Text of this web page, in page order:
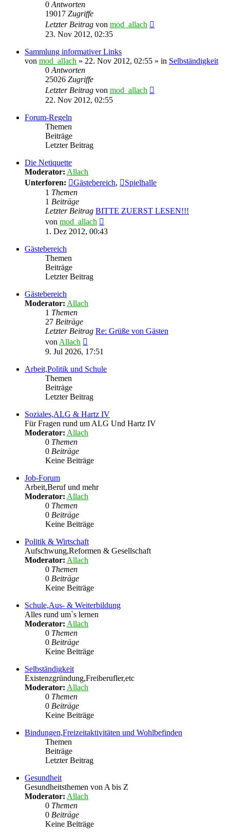
0 Antworten
19017 Zugriffe
Letzter Beitrag von mod_allach
23. Nov 2012, 02:35
Sammlung informativer Links
von mod_allach » 22. Nov 2012, 02:55 » in Selbständigkeit
0 Antworten
25026 Zugriffe
Letzter Beitrag von mod_allach
22. Nov 2012, 02:55
Forum-Regeln
Themen
Beiträge
Letzter Beitrag
Die Netiquette
Moderator: Allach
Unterforen:
Gästebereich,
Spielhalle
1 Themen
1 Beiträge
Letzter Beitrag BITTE ZUERST LESEN!!!
von mod_allach
Beitrag
1. Dez 2012, 00:43
Gästebereich
Themen
Beiträge
Letzter Beitrag
Gästebereich
Moderator: Allach
1 Themen
27 Beiträge
Letzter Beitrag Re: Grüße von Gästen
von Allach
Beitrag
9. Jul 2026, 17:51
Arbeit,Politik und Schule
Themen
Beiträge
Letzter Beitrag
Soziales,ALG & Hartz IV
Für Fragen rund um ALG Und Hartz IV
Moderator: Allach
0 Themen
0 Beiträge
Keine Beiträge
Job-Forum
Arbeit,Beruf und mehr
Moderator: Allach
0 Themen
0 Beiträge
Keine Beiträge
Politik & Wirtschaft
Aufschwung,Reformen & Gesellschaft
Moderator: Allach
0 Themen
0 Beiträge
Keine Beiträge
Schule,Aus- & Weiterbildung
Alles rund um`s lernen
Moderator: Allach
0 Themen
0 Beiträge
Keine Beiträge
Selbständigkeit
Existenzgründung,Freiberufler,etc
Moderator: Allach
0 Themen
0 Beiträge
Keine Beiträge
Bindungen,Freizeitaktivitäten und Wohlbefinden
Themen
Beiträge
Letzter Beitrag
Gesundheit
Gesundheitsthemen von A bis Z
Moderator: Allach
0 Themen
0 Beiträge
Keine Beiträge